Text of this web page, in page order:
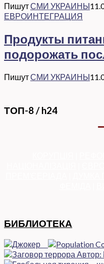
ПишутСМИ УКРАИНЫ
ЕВРОИНТЕГРАЦИЯ
Продукты
подорожать
ПишутСМИ УКРАИНЫ
ТОП-8 / h24
БИБЛИОТЕКА